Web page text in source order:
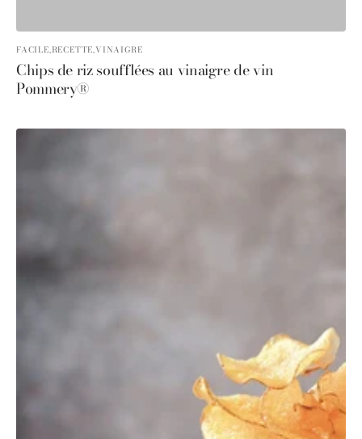
FACILE,RECETTE,VINAIGRE
Chips de riz soufflées au vinaigre de vin
Pommery®